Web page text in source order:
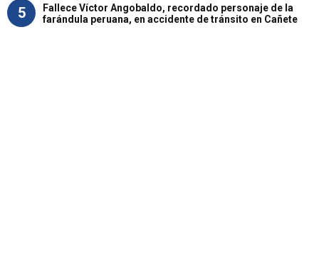
5
Fallece Víctor Angobaldo, recordado personaje de la
farándula peruana, en accidente de tránsito en Cañete